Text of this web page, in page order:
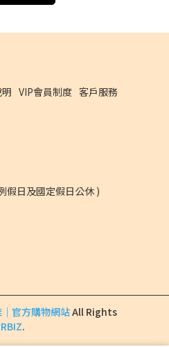
VIP會員制度 客戶服務
假日及國定假日公休 )
官方購物網站All Rights
.